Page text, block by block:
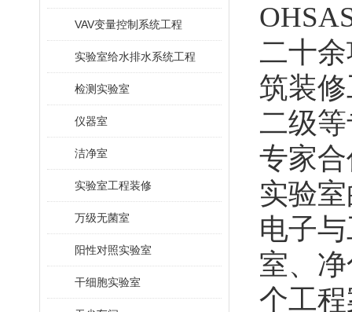
VAV变量控制系统工程
实验室给水排水系统工程
检测实验室
仪器室
洁净室
实验室工程装修
万级无菌室
阳性对照实验室
干细胞实验室
二十
筑装
二级
专家
实验
电子
室、
个工